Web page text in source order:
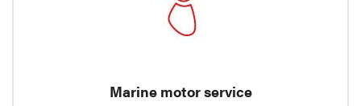
Marine motor service